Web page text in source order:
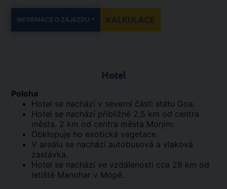
INFORMACE O ZÁJEZDU KALKULACE
Hotel
Poloha
Hotel se nachází v severní části státu Goa.
Hotel se nachází přibližně 2,5 km od centra
města. 2 km od centra města Morjim.
Obklopuje ho exotická vegetace.
V areálu se nachází autobusová a vlaková
zastávka.
Hotel se nachází ve vzdálenosti cca 28 km od
letiště Manohar v Mopě.